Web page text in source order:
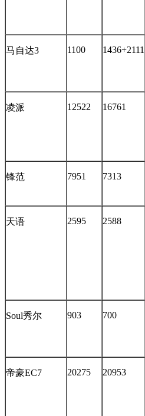
马自达3 1100 1436+2111
凌派 12522 16761
锋范 7951 7313
天语 2595 2588
Soul秀尔 903 700
帝豪EC7 20275 20953